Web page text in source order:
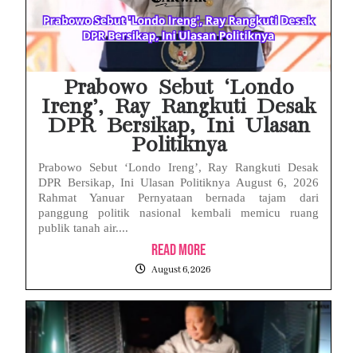
Eks Jampidsus Febrie Adriansyah Tersangka Korupsi Asabri Tapi Masih Terima Gaji: Mengapa Begitu?
Prabowo Sebut ‘Londo
Ireng’, Ray Rangkuti Desak
DPR Bersikap, Ini Ulasan
Politiknya
Prabowo Sebut ‘Londo Ireng’, Ray Rangkuti Desak
DPR Bersikap, Ini Ulasan Politiknya August 6, 2026
Rahmat Yanuar Pernyataan bernada tajam dari
panggung politik nasional kembali memicu ruang
publik tanah air....
Read More
August 6, 2026